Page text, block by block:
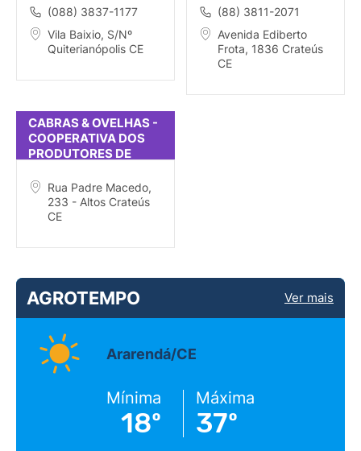
(088) 3837-1177
Vila Baixio, S/Nº
Quiterianópolis CE
PRODUTORES DE
CRATEÚS
(88) 3811-2071
Avenida Ediberto
Frota, 1836 Crateús
CE
CABRAS & OVELHAS -
COOPERATIVA DOS
PRODUTORES DE
DA REGIÃO CENTRO
Rua Padre Macedo,
233 - Altos Crateús
CE
AGROTEMPO Ver mais
Ararendá/CE
Mínima
18º
Máxima
37º